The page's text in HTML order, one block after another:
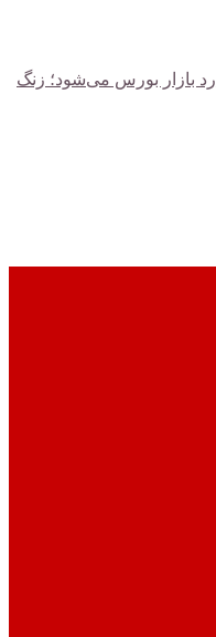
بازار بورس می‌شود؛ زنگ